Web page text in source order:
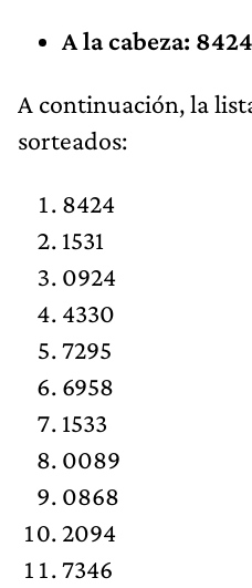
A la cabeza: 8424
​A continuación, la
sorteados:
8424
1531
0924
4330
7295
6958
1533
0089
0868
2094
7346